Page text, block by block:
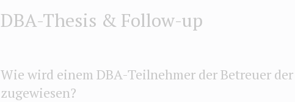
DBA-Thesis & Follow-up
Wie wird einem DBA-Teilnehmer der Betreuer
zugewiesen?